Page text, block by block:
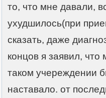
то, что мне давали,
ухудшилось(при
сказать, даже
концов я заявил, что
таком учереждении
наставало. от